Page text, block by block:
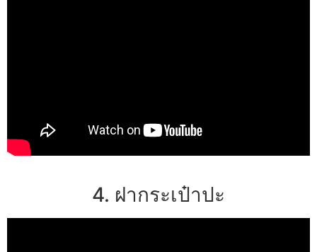
4. ฝากระเป๋าปะ